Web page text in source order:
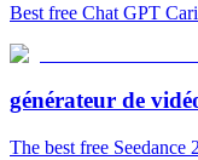
Best free Chat GPT
générateur de
The best free